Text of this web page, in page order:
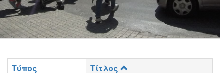
Τύπος
Τίτλος